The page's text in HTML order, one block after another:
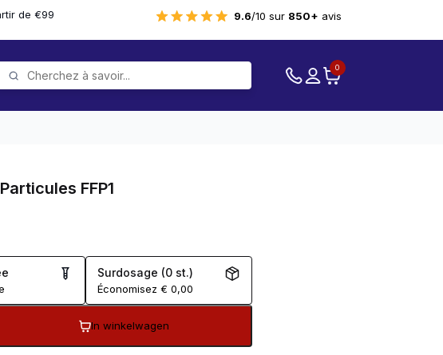
de €99 9.6/10 sur 850+ avis
0
FFP1
Surdosage (0 st.)
Économisez € 0,00
In winkelwagen